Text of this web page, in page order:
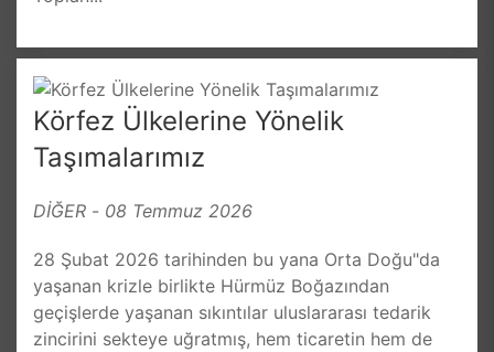
Körfez Ülkelerine Yönelik
Taşımalarımız
DİĞER - 08 Temmuz 2026
28 Şubat 2026 tarihinden bu yana Orta Doğu"da
yaşanan krizle birlikte Hürmüz Boğazından
geçişlerde yaşanan sıkıntılar uluslararası tedarik
zincirini sekteye uğratmış, hem ticaretin hem de